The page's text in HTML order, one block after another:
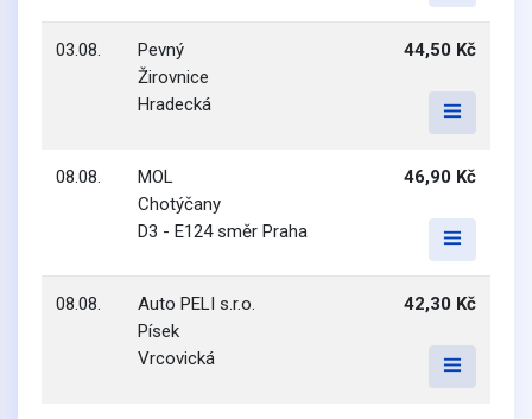
03.08.
Pevný
Žirovnice
Hradecká
44,50 Kč
08.08.
MOL
Chotýčany
D3 - E124 směr Praha
46,90 Kč
08.08.
Auto PELI s.r.o.
Písek
Vrcovická
42,30 Kč